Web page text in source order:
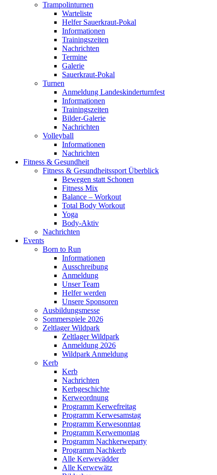
Trampolinturnen
Warteliste
Helfer Sauerkraut-Pokal
Informationen
Trainingszeiten
Nachrichten
Termine
Galerie
Sauerkraut-Pokal
Turnen
Anmeldung Landeskinderturnfest
Informationen
Trainingszeiten
Bilder-Galerie
Nachrichten
Volleyball
Informationen
Nachrichten
Fitness & Gesundheit
Fitness & Gesundheitssport Überblick
Bewegen statt Schonen
Fitness Mix
Balance – Workout
Total Body Workout
Yoga
Body-Aktiv
Nachrichten
Events
Born to Run
Informationen
Ausschreibung
Anmeldung
Unser Team
Helfer werden
Unsere Sponsoren
Ausbildungsmesse
Sommerspiele 2026
Zeltlager Wildpark
Zeltlager Wildpark
Anmeldung 2026
Wildpark Anmeldung
Kerb
Kerb
Nachrichten
Kerbgeschichte
Kerweordnung
Programm Kerwefreitag
Programm Kerwesamstag
Programm Kerwesonntag
Programm Kerwemontag
Programm Nachkerweparty
Programm Nachkerb
Alle Kerwevädder
Alle Kerwewätz